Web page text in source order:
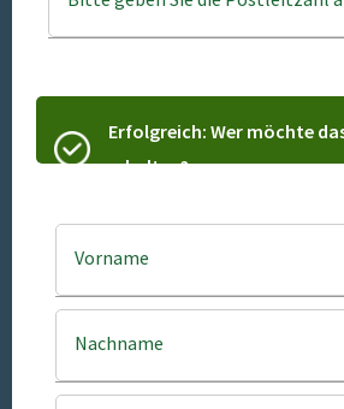
Erfolgreich: Wer möchte
erhalten?
Vorname
Nachname